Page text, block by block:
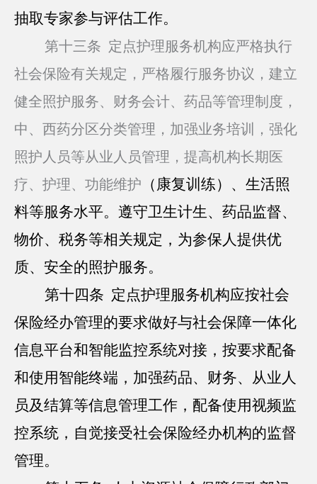
抽取专家参与评估工作。
第十三条 定点护理服务机构应严格执行
社会保险有关规定，严格履行服务协议，建立
健全照护服务、财务会计、药品等管理制度，
中、西药分区分类管理，加强业务培训，强化
照护人员等从业人员管理，提高机构长期医
疗、护理、功能维护 （康复训练）、生活照
料等服务水平。遵守卫生计生、药品监督、
物价、税务等相关规定，为参保人提供优
质、安全的照护服务。
第十四条 定点护理服务机构应按社会
保险经办管理的要求做好与社会保障一体化
信息平台和智能监控系统对接，按要求配备
和使用智能终端，加强药品、财务、从业人
员及结算等信息管理工作，配备使用视频监
控系统，自觉接受社会保险经办机构的监督
管理。